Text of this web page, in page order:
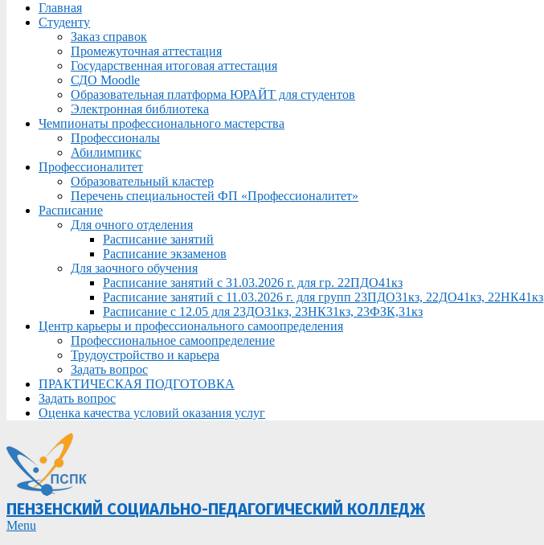
Menu
Главная
Студенту
Заказ справок
Промежуточная аттестация
Государственная итоговая аттестация
СДО Moodle
Образовательная платформа ЮРАЙТ для студентов
Электронная библиотека
Чемпионаты профессионального мастерства
Профессионалы
Абилимпикс
Профессионалитет
Образовательный кластер
Перечень специальностей ФП «Профессионалитет»
Расписание
Для очного отделения
Расписание занятий
Расписание экзаменов
Для заочного обучения
Расписание занятий с 31.03.2026 г. для гр. 22ПДО41кз
Расписание занятий с 11.03.2026 г. для групп 23ПДО31кз, 22ДО41кз, 22НК41кз
Расписание с 12.05 для 23ДО31кз, 23НК31кз, 23ФЗК,31кз
Центр карьеры и профессионального самоопределения
Профессиональное самоопределение
Трудоустройство и карьера
Задать вопрос
ПРАКТИЧЕСКАЯ ПОДГОТОВКА
Задать вопрос
Оценка качества условий оказания услуг
ПЕНЗЕНСКИЙ СОЦИАЛЬНО-ПЕДАГОГИЧЕСКИЙ КОЛЛЕДЖ
Primary
Menu